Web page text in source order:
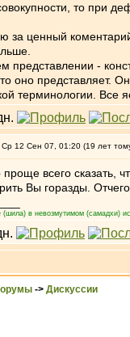
то при
за ценный
представлении -
оно
терминологии. Все
12 Сен 07, 01:20 (19 лет
всего сказать,
Вы горазды.
(шила) в невозмутимом (самадхи)
-> Дискуссии